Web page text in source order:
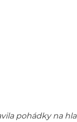
pohádky na